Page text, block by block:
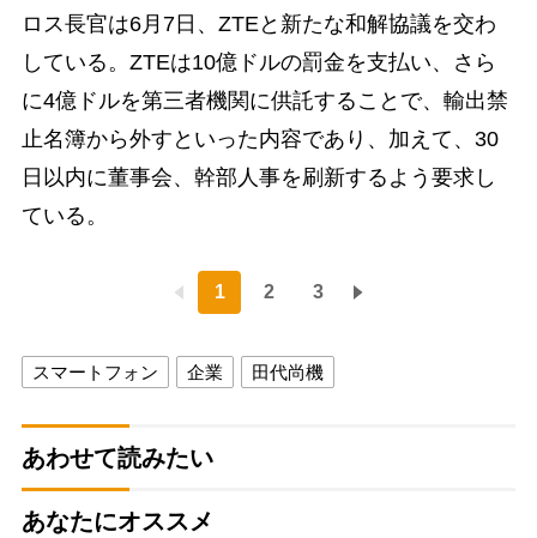
ロス長官は6月7日、ZTEと新たな和解協議を交わ
している。ZTEは10億ドルの罰金を支払い、さら
に4億ドルを第三者機関に供託することで、輸出禁
止名簿から外すといった内容であり、加えて、30
日以内に董事会、幹部人事を刷新するよう要求し
ている。
1 2 3
スマートフォン 企業 田代尚機
あわせて読みたい
あなたにオススメ